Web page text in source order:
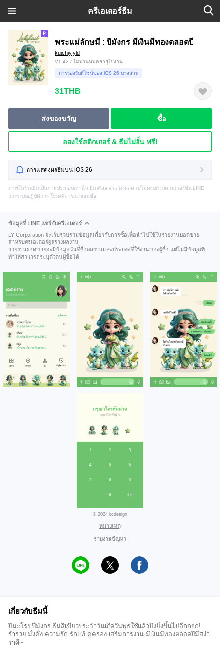
ครีเอเตอร์ธีม
พระแม่ลักษมี : ปีมังกร มีเงินมีทองตลอดปี
kuichiy.yld
V1.42 / ไม่มีวันหมดอายุใช้งาน
การรองรับดีไซน์ของ iOS 26 บางส่วน
31THB
ส่งของขวัญ ซื้อ
ลองใช้สติกเกอร์ & ธีมไม่อั้น ฟรี!
การแสดงผลธีมบน iOS 26
ภาพในร้านธีมเป็นภาพประกอบเท่านั้น ธีมจริงอาจแสดงผลต่าง/ไม่ครบถ้วนตามเวอร์ชัน LINE
และระบบปฏิบัติการ โปรดพิจารณาก่อนซื้อ
ข้อมูลที่ LINE แชร์กับครีเอเตอร์
LY Corporation จะเก็บรวบรวมข้อมูลเกี่ยวกับการซื้อเพื่อนำไปใช้ในรายงานยอดขาย
สำหรับครีเอเตอร์ผู้สร้างผลงาน
รายงานยอดขายจะมีข้อมูลวันที่ซื้อผลงานและประเทศที่ใช้งานของผู้ซื้อ แต่ไม่มีข้อมูลที่
ทำให้สามารถระบุตัวตนผู้ซื้อได้
© 2024 kcdesign
หมายเหตุ
รายงานปัญหา
เกี่ยวกับธีมนี้
ปีมะโรง ปีมังกร ธีมสีเขียวประจำวันเกิดวันพุธใช้แล้วปังยิ่งขึ้นไปอีกกกก!
ร่ำรวย มั่งคั่ง ความรัก รักแท้ คู่ครอง เสริมการงาน มีเงินมีทองตลอดปีมีสง่า
ราศี~